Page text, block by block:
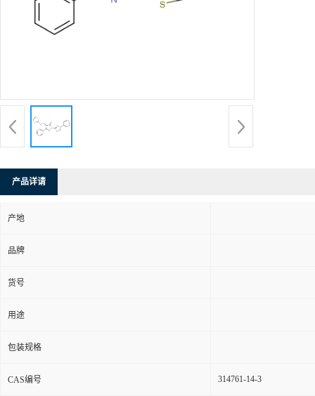
产品详请
产地
品牌
货号
用途
包装规格
CAS编号 314761-14-3